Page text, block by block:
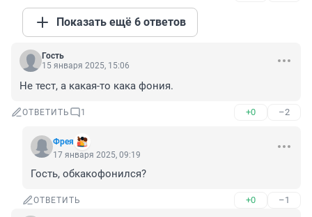
Показать ещё 6 ответов
Гость
15 января 2025, 15:06
Не тест, а какая-то кака фония.
ОТВЕТИТЬ 1 +0 –2
Фрея
17 января 2025, 09:19
Гость, обкакофонился?
ОТВЕТИТЬ +0 –1